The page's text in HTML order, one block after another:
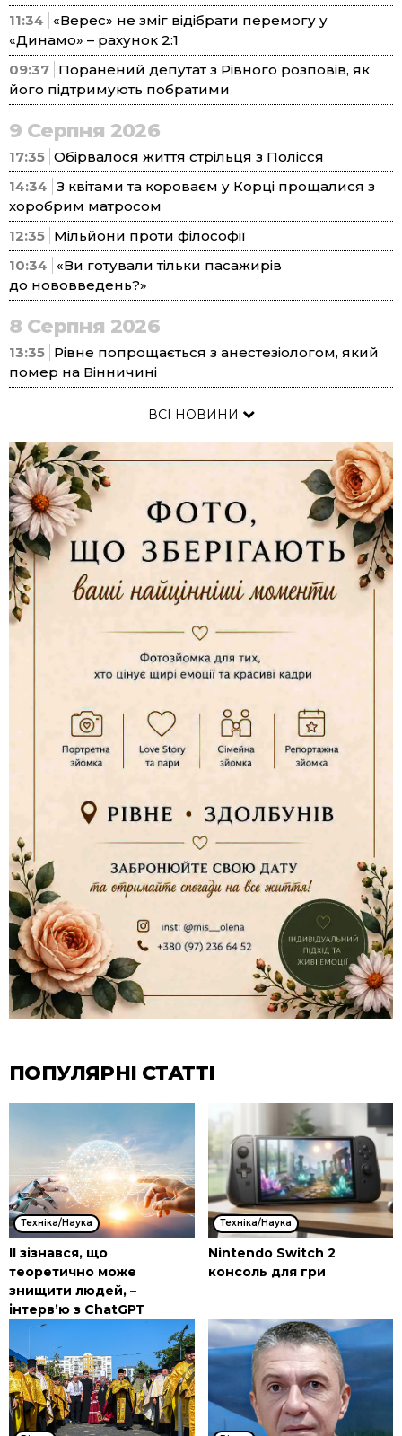
11:34
«Верес» не зміг відібрати перемогу у
«Динамо» – рахунок 2:1
09:37 Поранений депутат з Рівного розповів, як
його підтримують побратими
9 Серпня 2026
17:35 Обірвалося життя стрільця з Полісся
14:34 З квітами та короваєм у Корці прощалися з
хоробрим матросом
12:35 Мільйони проти філософії
10:34
«Ви готували тільки пасажирів
до нововведень?»
8 Серпня 2026
13:35 Рівне попрощається з анестезіологом, який
помер на Вінничині
ВСІ НОВИНИ
ПОПУЛЯРНІ СТАТТІ
Техніка/Наука
ІІ зізнався, що
теоретично може
знищити людей, –
інтерв’ю з ChatGPT
Техніка/Наука
Nintendo Switch 2
консоль для гри